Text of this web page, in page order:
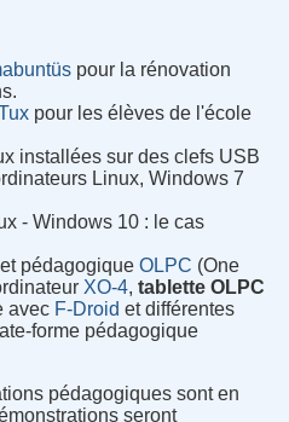
pour la rénovation
pour les élèves de l'école
installées sur des clefs USB
Linux, Windows 7
- Windows 10 : le cas
pédagogiqueOLPC (One
XO-4,tablette OLPC
avec F-Droid et différentes
forme pédagogique
pédagogiques sont en
seront